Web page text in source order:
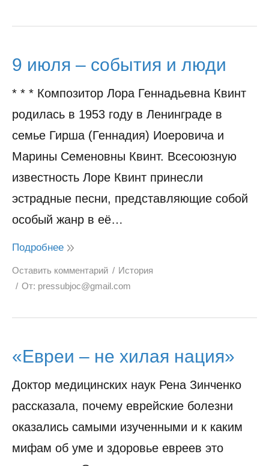
9 июля – события и люди
* * * Композитор Лора Геннадьевна Квинт
родилась в 1953 году в Ленинграде в
семье Гирша (Геннадия) Иоеровича и
Марины Семеновны Квинт. Всесоюзную
известность Лоре Квинт принесли
эстрадные песни, представляющие собой
особый жанр в её…
Подробнее
Оставить комментарий
История
От: pressubjoc@gmail.com
«Евреи – не хилая нация»
Доктор медицинских наук Рена Зинченко
рассказала, почему еврейские болезни
оказались самыми изученными и к каким
мифам об уме и здоровье евреев это